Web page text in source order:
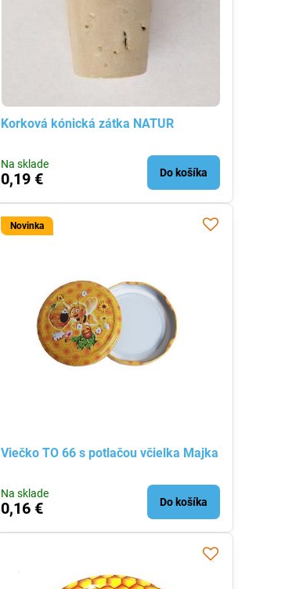
Korková kónická zátka NATUR
Na sklade
0,19 € Do košíka
Novinka
Viečko TO 66 s potlačou včielka Majka
Na sklade
0,16 € Do košíka